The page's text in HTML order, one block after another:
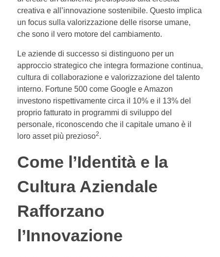
creativa e all’innovazione sostenibile. Questo implica
un focus sulla valorizzazione delle risorse umane,
che sono il vero motore del cambiamento.
Le aziende di successo si distinguono per un
approccio strategico che integra formazione continua,
cultura di collaborazione e valorizzazione del talento
interno. Fortune 500 come Google e Amazon
investono rispettivamente circa il 10% e il 13% del
proprio fatturato in programmi di sviluppo del
personale, riconoscendo che il capitale umano è il
loro asset più prezioso2.
Come l’Identità e la
Cultura Aziendale
Rafforzano
l’Innovazione